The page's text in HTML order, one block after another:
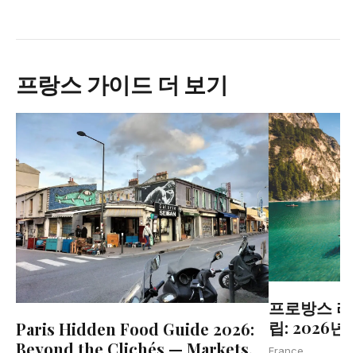
프랑스 가이드 더 보기
Paris Hidden Food Guide 2026:
Beyond the Clichés — Markets,
프로방스
립: 2026년